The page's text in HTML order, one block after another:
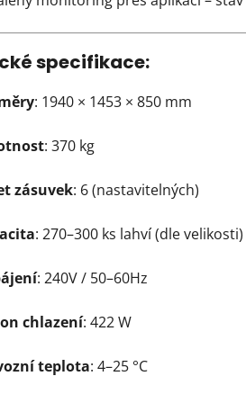
specifikace:
: 1940 × 1453 × 850 mm
: 370 kg
zásuvek: 6 (nastavitelných)
: 270–300 ks lahví (dle velikosti)
: 240V / 50–60Hz
chlazení: 422 W
teplota: 4–25 °C